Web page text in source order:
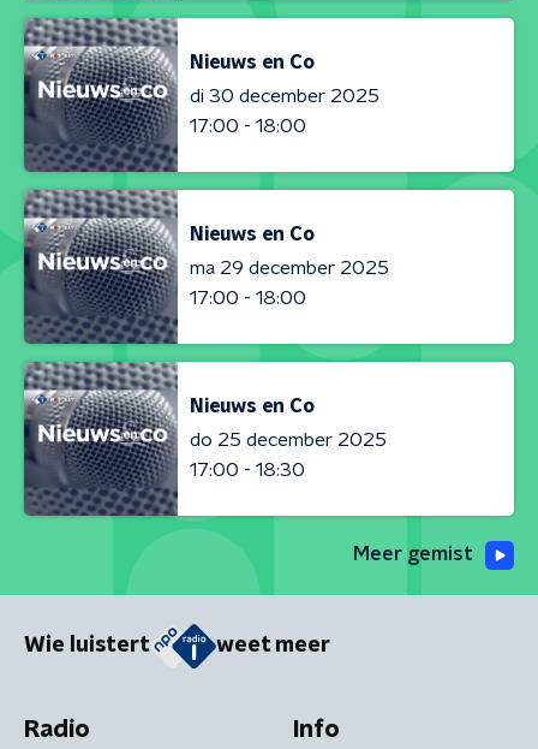
Nieuws en Co
di 30 december 2025
17:00 - 18:00
Nieuws en Co
ma 29 december 2025
17:00 - 18:00
Nieuws en Co
do 25 december 2025
17:00 - 18:30
Meer gemist
Wie luistert weet meer
Radio Info